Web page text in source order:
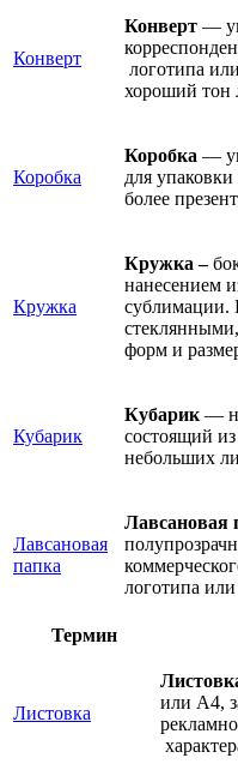
Конверт
Конверт —
логотипа
хороший тон
Коробка
Коробка —
для
более
Кружка
Кружка –
нанесением
форм и
Кубарик
Кубарик —
состоящий
небольших
Лавсановая
папка
Лавсановая
логотипа
Термин
Листовка
или А4,